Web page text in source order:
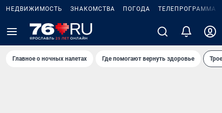
НЕДВИЖИМОСТЬ ЗНАКОМСТВА ПОГОДА ТЕЛЕПРОГРАММА
Главное о ночных налетах Где помогают вернуть здоровье